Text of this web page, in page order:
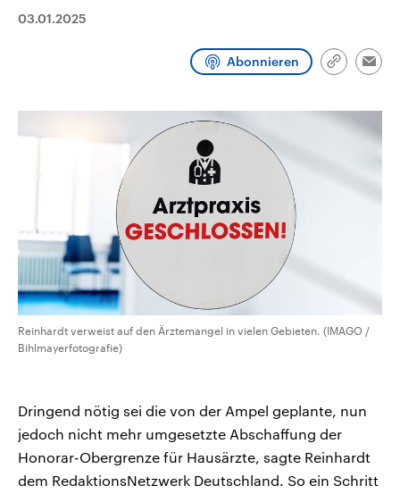
Landtag. Seit 2021 wird das
Wahlprogramme, aktuelle Berichte
aktuelle Weltgeschehen.
Audio-Archiv
03.01.2025
Abonnieren
Link
Reinhardt verweist auf den Ärztemangel in vielen Gebieten. (IMAGO /
Bihlmayerfotografie)
Dringend nötig sei die von der Ampel geplante, nun
jedoch nicht mehr umgesetzte Abschaffung der
Honorar-Obergrenze für Hausärzte, sagte Reinhardt
dem RedaktionsNetzwerk Deutschland. So ein Schritt